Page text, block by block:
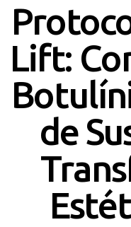
Lift:
de